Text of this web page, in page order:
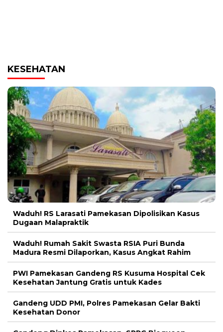
KESEHATAN
Waduh! RS Larasati Pamekasan Dipolisikan Kasus
Dugaan Malapraktik
Waduh! Rumah Sakit Swasta RSIA Puri Bunda
Madura Resmi Dilaporkan, Kasus Angkat Rahim
PWI Pamekasan Gandeng RS Kusuma Hospital Cek
Kesehatan Jantung Gratis untuk Kades
Gandeng UDD PMI, Polres Pamekasan Gelar Bakti
Kesehatan Donor